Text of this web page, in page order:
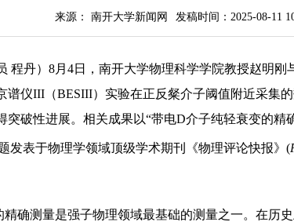
来源： 南开大学新闻网 发稿时间：2025-08-11
程丹）8月4日，南开大学物理科学学院教授赵明
谱仪III（BESIII）实验在正反粲介子阈值附近采集
破性进展。相关成果以“带电D介子纯轻衰变的精确
发表于物理学领域顶级学术期刊《物理评论快报》(
测量是强子物理领域最基础的测量之一。在历史